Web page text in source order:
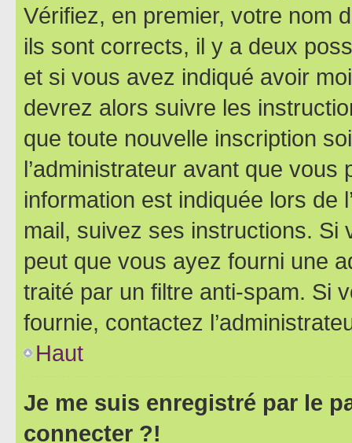
Vérifiez, en premier, votre nom
ils sont corrects, il y a deux
et si vous avez indiqué avoir
devrez alors suivre les
que toute nouvelle inscription
l’administrateur avant que
information est indiquée lors de
mail, suivez ses instructions. Si
peut que vous ayez fourni une
traité par un filtre anti-spam. Si
fournie, contactez
Haut
Je me suis enregistré par le
connecter ?!